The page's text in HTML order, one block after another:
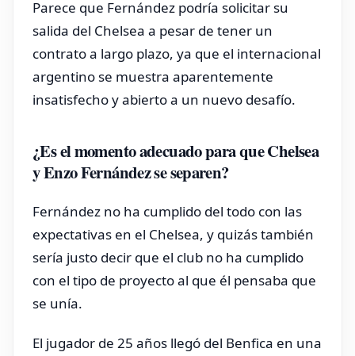
Parece que Fernández podría solicitar su
salida del Chelsea a pesar de tener un
contrato a largo plazo, ya que el internacional
argentino se muestra aparentemente
insatisfecho y abierto a un nuevo desafío.
¿Es el momento adecuado para que Chelsea
y Enzo Fernández se separen?
Fernández no ha cumplido del todo con las
expectativas en el Chelsea, y quizás también
sería justo decir que el club no ha cumplido
con el tipo de proyecto al que él pensaba que
se unía.
El jugador de 25 años llegó del Benfica en una